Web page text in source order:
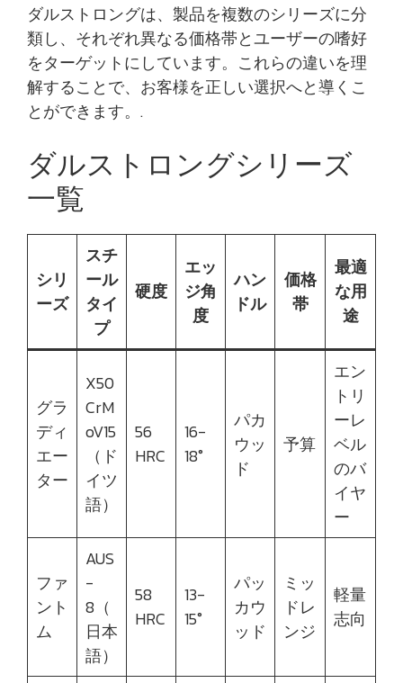
ダルストロングは、製品を複数のシリーズに分
類し、それぞれ異なる価格帯とユーザーの嗜好
をターゲットにしています。これらの違いを理
解することで、お客様を正しい選択へと導くこ
とができます。.
ダルストロングシリーズ
一覧
シリ
ーズ
スチ
ール
タイ
プ
硬度
エッ
ジ角
度
ハン
ドル
価格
帯
最適
な用
途
グラ
ディ
エー
ター
X50
CrM
oV15
（ド
イツ
語）
56
HRC
16-
18°
パカ
ウッ
ド
予算
エン
トリ
ーレ
ベル
のバ
イヤ
ー
ファ
ント
ム
AUS
-
8（
日本
語）
58
HRC
13-
15°
パッ
カウ
ッド
ミッ
ドレ
ンジ
軽量
志向